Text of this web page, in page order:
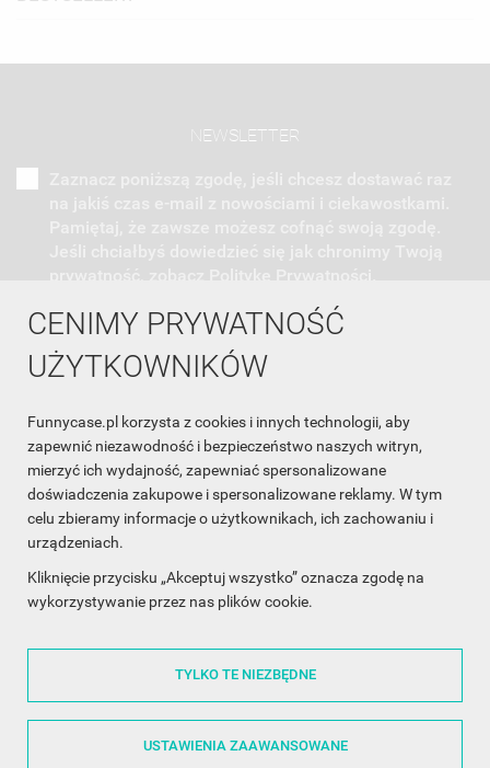
CENIMY PRYWATNOŚĆ
UŻYTKOWNIKÓW
Funnycase.pl korzysta z cookies i innych technologii, aby
zapewnić niezawodność i bezpieczeństwo naszych witryn,
mierzyć ich wydajność, zapewniać spersonalizowane
doświadczenia zakupowe i spersonalizowane reklamy. W tym
celu zbieramy informacje o użytkownikach, ich zachowaniu i
urządzeniach.
Kliknięcie przycisku „Akceptuj wszystko” oznacza zgodę na
wykorzystywanie przez nas plików cookie.
TYLKO TE NIEZBĘDNE
USTAWIENIA ZAAWANSOWANE
NEWSLETTER
INFORMACJA O SKLEPIE
INFORMACJE
OBSŁUGA KLIENTA
WSPÓŁPRACA
ŚLEDŹ NAS NA FACEBOOKU
Made with❤in Poland